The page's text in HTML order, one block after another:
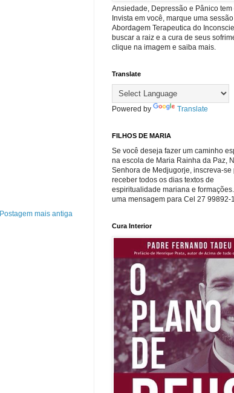
Postagem mais antiga
Ansiedade, Depressão e Pânico tem
Invista em você, marque uma
Abordagem Terapeutica do
buscar a raiz e a cura de seus
clique na imagem e saiba mais.
Translate
Powered by Translate
FILHOS DE MARIA
Se você deseja fazer um caminho
na escola de Maria Rainha da Paz,
Senhora de Medjugorje, inscreva-se
receber todos os dias textos de
espiritualidade mariana e
uma mensagem para Cel 27 99892-
Cura Interior